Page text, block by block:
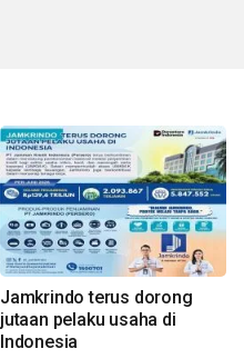
Jamkrindo terus dorong
jutaan pelaku usaha di
Indonesia